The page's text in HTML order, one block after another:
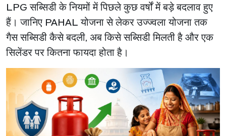
LPG सब्सिडी के नियमों में पिछले कुछ वर्षों में बड़े बदलाव हुए
हैं। जानिए PAHAL योजना से लेकर उज्ज्वला योजना तक
गैस सब्सिडी कैसे बदली, अब किसे सब्सिडी मिलती है और एक
सिलेंडर पर कितना फायदा होता है।